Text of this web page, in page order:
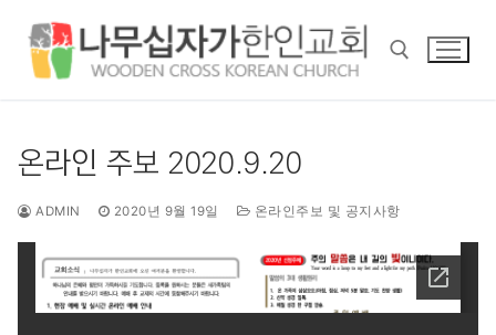
온라인 주보 2020.9.20
ADMIN 2020년 9월 19일 온라인주보 및 공지사항